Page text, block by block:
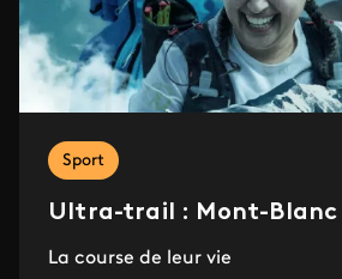
Sport
Ultra-trail : Mont-Blanc
La course de leur vie